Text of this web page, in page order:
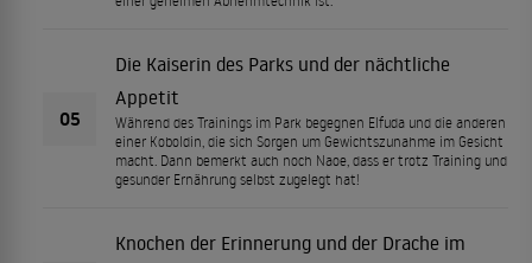
05
Die Kaiserin des Parks und der nächtliche
Appetit
Während des Trainings im Park begegnen Elfuda und die anderen
einer Koboldin, die sich Sorgen um Gewichtszunahme im Gesicht
macht. Dann bemerkt auch noch Naoe, dass er trotz Training und
gesunder Ernährung selbst zugelegt hat!
Knochen der Erinnerung und der Drache im